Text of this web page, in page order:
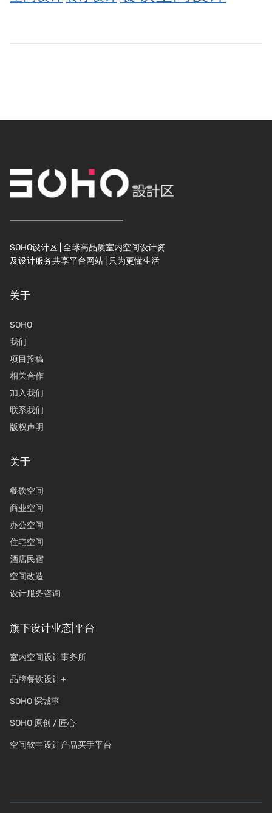
SOHO设计区 | 全球高品质室内空间设计资
及设计服务共享平台网站 | 只为更懂生活
关于
SOHO
我们
项目投稿
相关合作
加入我们
联系我们
版权声明
关于
餐饮空间
商业空间
办公空间
住宅空间
酒店民宿
空间改造
设计服务咨询
旗下设计业态|平台
室内空间设计事务所
品牌餐饮设计+
SOHO 探城事
SOHO 原创 / 匠心
空间软中设计产品买手平台